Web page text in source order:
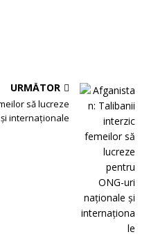
URMĂTOR
să lucreze
internaționale